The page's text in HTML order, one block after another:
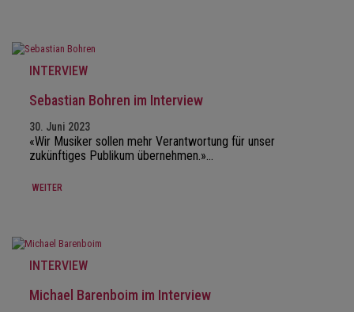
INTERVIEW
Sebastian Bohren im Interview
30. Juni 2023
«Wir Musiker sollen mehr Verantwortung für unser
zukünftiges Publikum übernehmen.»…
WEITER
INTERVIEW
Michael Barenboim im Interview